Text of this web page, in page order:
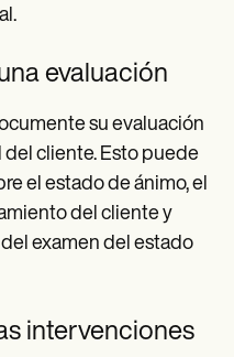
evaluación
su evaluación
cliente. Esto puede
el estado de ánimo, el
del cliente y
examen del estado
intervenciones